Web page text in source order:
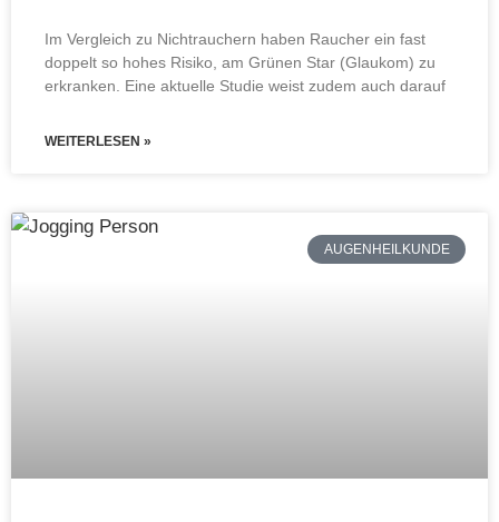
Im Vergleich zu Nichtrauchern haben Raucher ein fast
doppelt so hohes Risiko, am Grünen Star (Glaukom) zu
erkranken. Eine aktuelle Studie weist zudem auch darauf
WEITERLESEN »
AUGENHEILKUNDE